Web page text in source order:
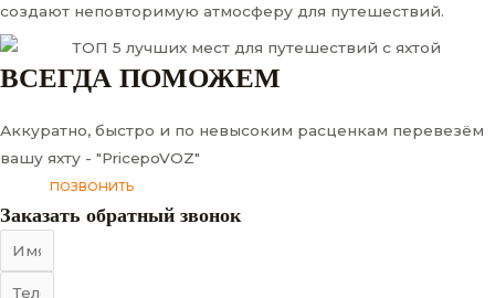
создают неповторимую атмосферу для путешествий.
ВСЕГДА ПОМОЖЕМ
Аккуратно, быстро и по невысоким расценкам перевезём
вашу яхту - "PricepoVOZ"
ПОЗВОНИТЬ
Заказать обратный звонок